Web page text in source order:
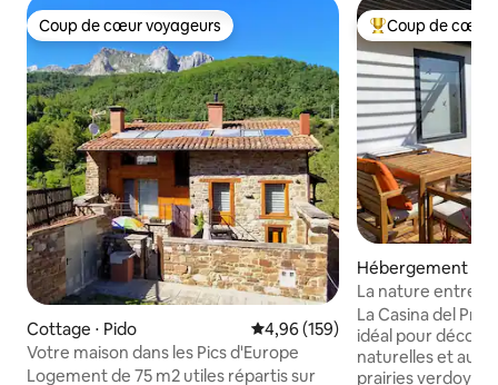
Coup de cœur voyageurs
Coup de cœur voyageurs
Cottage ⋅ Pido Évaluation moyenne sur la
4,96 (159)
Votre maison dans les Pics d'Europe
Logement de 75 m2 utiles répartis sur
Coups de cœur
Coup de cœur
Hébergement ⋅
La nature entre
Casina del Prau
La Casina del
idéal pour
naturelles et
prairies